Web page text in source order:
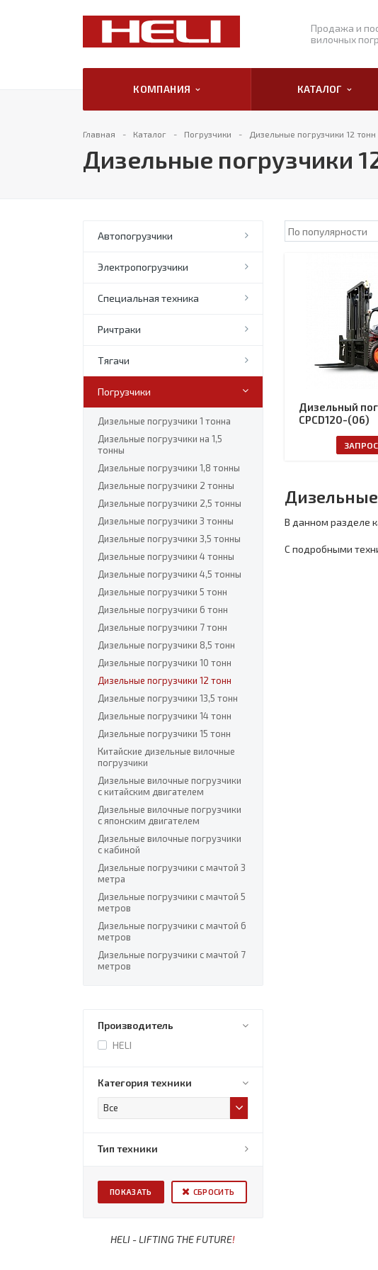
Продажа и
вилочных
КОМПАНИЯ КАТАЛОГ
Главная Каталог Погрузчики Дизельные погрузчики 12 тонн
Дизельные погрузчики
Автопогрузчики
Электропогрузчики
Специальная техника
Ричтраки
Тягачи
Погрузчики
Дизельные погрузчики 1 тонна
Дизельные погрузчики на 1,5
тонны
Дизельные погрузчики 1,8 тонны
Дизельные погрузчики 2 тонны
Дизельные погрузчики 2,5 тонны
Дизельные погрузчики 3 тонны
Дизельные погрузчики 3,5 тонны
Дизельные погрузчики 4 тонны
Дизельные погрузчики 4,5 тонны
Дизельные погрузчики 5 тонн
Дизельные погрузчики 6 тонн
Дизельные погрузчики 7 тонн
Дизельные погрузчики 8,5 тонн
Дизельные погрузчики 10 тонн
Дизельные погрузчики 12 тонн
Дизельные погрузчики 13,5 тонн
Дизельные погрузчики 14 тонн
Дизельные погрузчики 15 тонн
Китайские дизельные вилочные
погрузчики
Дизельные вилочные погрузчики
с китайским двигателем
Дизельные вилочные погрузчики
с японским двигателем
Дизельные вилочные погрузчики
с кабиной
Дизельные погрузчики с мачтой 3
метра
Дизельные погрузчики с мачтой 5
метров
Дизельные погрузчики с мачтой 6
метров
Дизельные погрузчики с мачтой 7
метров
Производитель
HELI
Категория техники
Все
Тип техники
СБРОСИТЬ
HELI - LIFTING THE FUTURE!
Дизельный
CPCD120-(06)
В данном разделе
С подробными